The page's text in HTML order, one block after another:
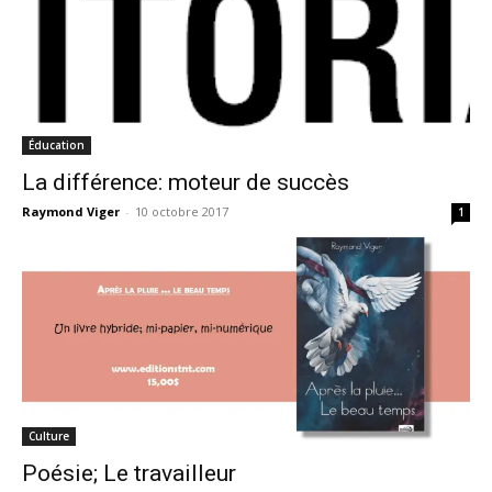
Éducation
La différence: moteur de succès
Raymond Viger - 10 octobre 2017 1
Culture
Poésie; Le travailleur